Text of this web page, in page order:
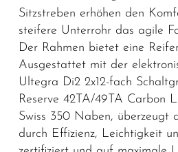
Sitzstreben erhöhen den
steifere Unterrohr das agile
Der Rahmen bietet eine
Ausgestattet mit der
Ultegra Di2 2x12-fach
Reserve 42TA/49TA Carbon
Swiss 350 Naben, überzeugt
durch Effizienz, Leichtigkeit